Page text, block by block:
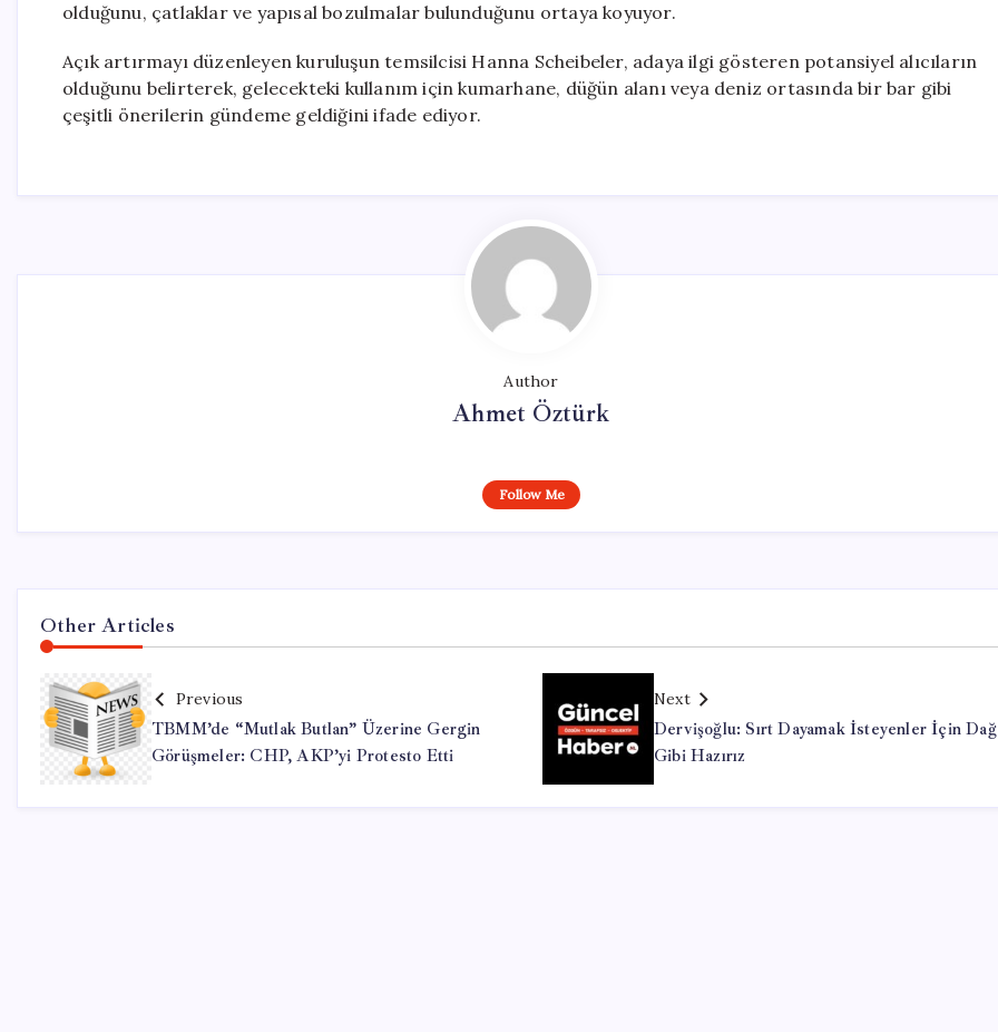
olduğunu, çatlaklar ve yapısal bozulmalar bulunduğunu ortaya koyuyor.
Açık artırmayı düzenleyen kuruluşun temsilcisi Hanna Scheibeler, adaya ilgi gösteren potansiyel alıcıların
olduğunu belirterek, gelecekteki kullanım için kumarhane, düğün alanı veya deniz ortasında bir bar gibi
çeşitli önerilerin gündeme geldiğini ifade ediyor.
Author
Ahmet Öztürk
Follow Me
Other Articles
Previous
TBMM’de “Mutlak Butlan” Üzerine Gergin
Görüşmeler: CHP, AKP’yi Protesto Etti
Next
Dervişoğlu: Sırt Dayamak İsteyenler İçin Dağ
Gibi Hazırız